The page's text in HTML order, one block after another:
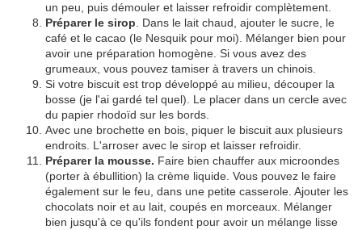
un peu, puis démouler et laisser refroidir complètement.
Préparer le sirop . Dans le lait chaud, ajouter le sucre, le
café et le cacao (le Nesquik pour moi). Mélanger bien pour
avoir une préparation homogène. Si vous avez des
grumeaux, vous pouvez tamiser à travers un chinois.
Si votre biscuit est trop développé au milieu, découper la
bosse (je l'ai gardé tel quel). Le placer dans un cercle avec
du papier rhodoïd sur les bords.
Avec une brochette en bois, piquer le biscuit aux plusieurs
endroits. L'arroser avec le sirop et laisser refroidir.
Préparer la mousse. Faire bien chauffer aux microondes
(porter à ébullition) la crème liquide. Vous pouvez le faire
également sur le feu, dans une petite casserole. Ajouter les
chocolats noir et au lait, coupés en morceaux. Mélanger
bien jusqu'à ce qu'ils fondent pour avoir un mélange lisse